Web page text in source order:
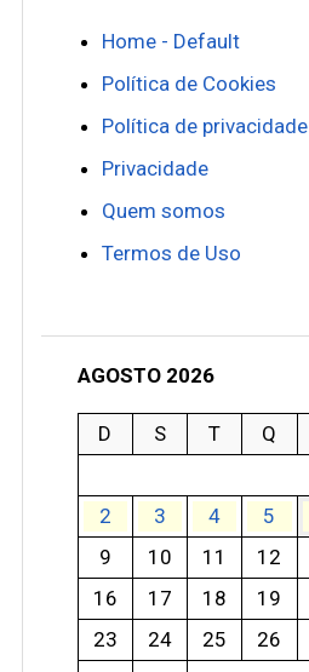
Home - Default
Política de Cookies
Política de privacidade
Privacidade
Quem somos
Termos de Uso
AGOSTO 2026
D S T Q
2
3 4 5
9
10 11 12
16
17 18 19
23
24 25 26